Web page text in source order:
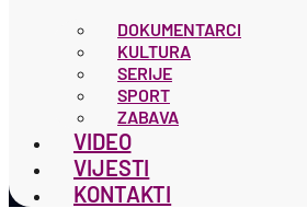
DOKUMENTARCI
KULTURA
SERIJE
SPORT
ZABAVA
VIDEO
VIJESTI
KONTAKTI